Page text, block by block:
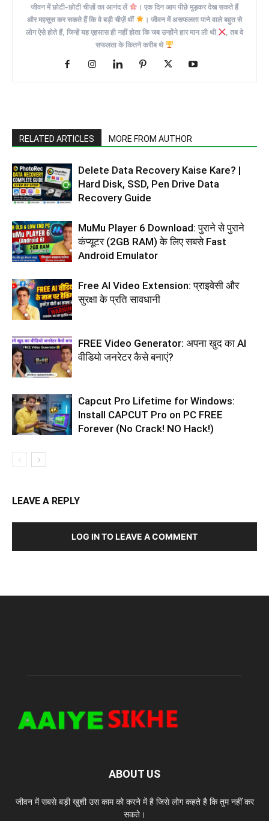
जीवन में छोटी-छोटी चीज़ों का आनंद लें
। एक दिन आप पीछे मुड़कर देख सकते हैं
और महसूस कर सकते हैं कि वे बड़ी चीज़ें थीं
। जीवन में असफलता पाने वाले बहुत से
लोग ऐसे होते हैं, जिन्हें यह एहसास ही नहीं होता कि जब उन्होंने हार मान ली थी
, तब वे
सफलता के कितने करीब थे
RELATED ARTICLES MORE FROM AUTHOR
Delete Data Recovery Kaise Kare? |
Hard Disk, SSD, Pen Drive Data
Recovery Guide
MuMu Player 6 Download: पुराने से पुराने
कंप्यूटर (2GB RAM) के लिए सबसे Fast
Android Emulator
Free AI Video Extension: प्राइवेसी और
सुरक्षा के प्रति सावधानी
FREE Video Generator: अपना खुद का AI
वीडियो जनरेटर कैसे बनाएं?
Capcut Pro Lifetime for Windows:
Install CAPCUT Pro on PC FREE
Forever (No Crack! NO Hack!)
LEAVE A REPLY
LOG IN TO LEAVE A COMMENT
ABOUT US
जीवन में सबसे बड़ी खुशी उस काम को करने में है जिसे लोग कहते है कि तुम नहीं कर
सकते।